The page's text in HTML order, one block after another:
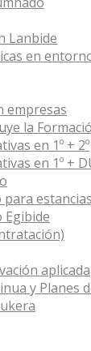
Lanbide
en
empresas
la
en 1º + 2º
en 1º +
para estancias
Egibide
aplicada
y Planes